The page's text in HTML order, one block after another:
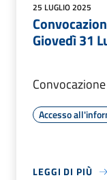
25 LUGLIO 2025
Giovedì 31
Accesso
LEGGI DI PIÙ